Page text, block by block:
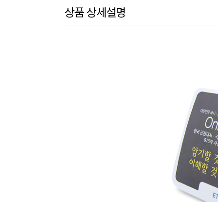
상품 상세설명